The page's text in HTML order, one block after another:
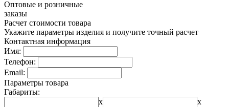
Оптовые и розничные
заказы
Расчет стоимости товара
Укажите параметры изделия и получите точный расчет
Контактная информация
Имя:
Телефон:
Email:
Параметры товара
Габариты:
x
x